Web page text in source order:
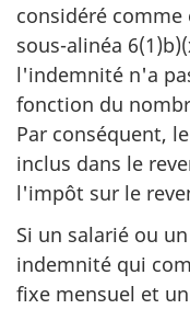
considéré
sous-alinéa
l'indemnité n'a
fonction du
Par conséquent,
inclus dans le
l'impôt sur le
Si un salarié ou
indemnité qui
fixe mensuel et